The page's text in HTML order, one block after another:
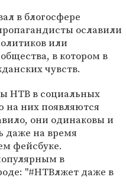
в блогосфере
ославили
или
в котором в
чувств.
НТВ в социальных
на них появляются
они одинаковы и
даже на время
фейсбуке.
в
"#НТВлжет даже в